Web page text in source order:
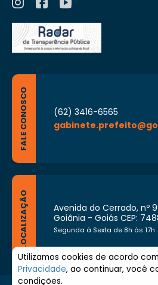
FALE CONOSCO
(62) 3416-6565
LOCALIZAÇÃO
Avenida do Cerrado, nº
Goiânia - Goiás CEP:
Segunda à Sexta de 8h às 17h
Utilizamos cookies de acordo
Privacidade, ao continuar, você
condições.